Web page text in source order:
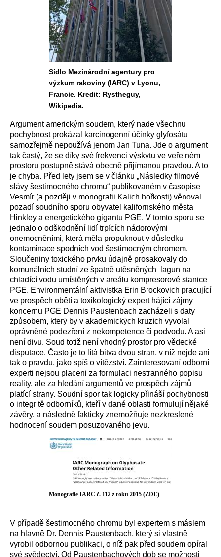
Sídlo Mezinárodní agentury pro
výzkum rakoviny (IARC) v Lyonu,
Francie. Kredit: Rystheguy,
Wikipedia.
Argument americkým soudem, který nade všechnu
pochybnost prokázal karcinogenní účinky glyfosátu
samozřejmě nepoužívá jenom Jan Tuna. Jde o argument
tak častý, že se díky své frekvenci výskytu ve veřejném
prostoru postupně stává obecně přijímanou pravdou. A to
je chyba. Před lety jsem se v článku „Následky filmové
slávy šestimocného chromu“ publikovaném v časopise
Vesmír (a později v monografii Kalich hořkosti) věnoval
pozadí soudního sporu obyvatel kalifornského města
Hinkley a energetického gigantu PGE. V tomto sporu se
jednalo o odškodnění lidí trpících nádorovými
onemocněními, která měla propuknout v důsledku
kontaminace spodních vod šestimocným chromem.
Sloučeniny toxického prvku údajně prosakovaly do
komunálních studní ze špatně utěsněných lagun na
chladící vodu umístěných v areálu kompresorové stanice
PGE. Environmentální aktivistka Erin Brockovich pracující
ve prospěch obětí a toxikologický expert hájící zájmy
koncernu PGE Dennis Paustenbach zacházeli s daty
způsobem, který by v akademických kruzích vyvolal
oprávněné podezření z nekompetence či podvodu. A asi
není divu. Soud totiž není vhodný prostor pro vědecké
disputace. Často je to lítá bitva dvou stran, v níž nejde ani
tak o pravdu, jako spíš o vítězství. Zainteresovaní odborní
experti nejsou placeni za formulaci nestranného popisu
reality, ale za hledání argumentů ve prospěch zájmů
platící strany. Soudní spor tak logicky přináší pochybnosti
o integritě odborníků, kteří v dané oblasti formulují nějaké
závěry, a následně fakticky znemožňuje nezkreslené
hodnocení soudem posuzovaného jevu.
Monografie IARC č. 112 z roku 2015 (ZDE)
V případě šestimocného chromu byl expertem s máslem
na hlavně Dr. Dennis Paustenbach, který si vlastně
vyrobil odbornou publikaci, o níž pak před soudem opíral
své svědectví. Od Paustenbachových dob se možnosti